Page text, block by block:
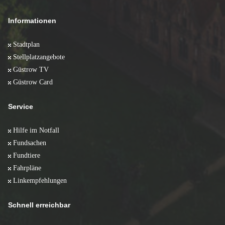
Informationen
Stadtplan
Stellplatzangebote
Güstrow TV
Güstrow Card
Service
Hilfe im Notfall
Fundsachen
Fundtiere
Fahrpläne
Linkempfehlungen
Schnell erreichbar